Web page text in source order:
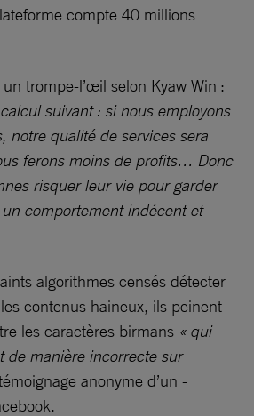
compte 40 millions
trompe-l’œil selon Kyaw Win :
suivant : si nous employons
notre qualité de services sera
ferons moins de profits… Donc
risquer leur vie pour garder
un comportement indécent et
algorithmes censés détecter
contenus haineux, ils peinent
les caractères birmans « qui
de manière incorrecte sur
anonyme d’un